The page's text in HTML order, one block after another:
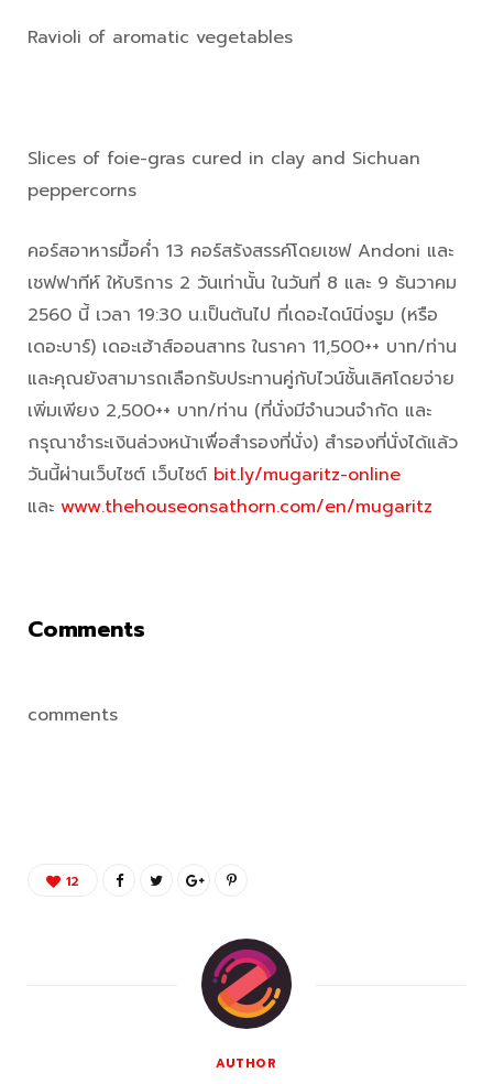
Ravioli of aromatic vegetables
Slices of foie-gras cured in clay and Sichuan
peppercorns
คอร์สอาหารมื้อค่ำ 13 คอร์สรังสรรค์โดยเชฟ Andoni และ
เชฟฟาทีห์ ให้บริการ 2 วันเท่านั้น ในวันที่ 8 และ 9 ธันวาคม
2560 นี้ เวลา 19:30 น.เป็นต้นไป ที่เดอะไดน์นิ่งรูม (หรือ
เดอะบาร์) เดอะเฮ้าส์ออนสาทร ในราคา 11,500++ บาท/ท่าน
และคุณยังสามารถเลือกรับประทานคู่กับไวน์ชั้นเลิศโดยจ่าย
เพิ่มเพียง 2,500++ บาท/ท่าน (ที่นั่งมีจำนวนจำกัด และ
กรุณาชำระเงินล่วงหน้าเพื่อสำรองที่นั่ง) สำรองที่นั่งได้แล้ว
วันนี้ผ่านเว็บไซต์ เว็บไซต์ bit.ly/mugaritz-online
และ www.thehouseonsathorn.com/en/mugaritz
Comments
comments
12
AUTHOR